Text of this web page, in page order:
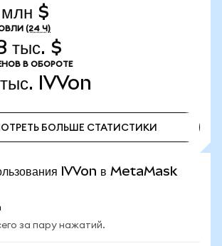
$
(24 Ч)
тыс. $
В ОБОРОТЕ
IVVon
БОЛЬШЕ СТАТИСТИКИ
IVVon в MetaMask
за пару нажатий.